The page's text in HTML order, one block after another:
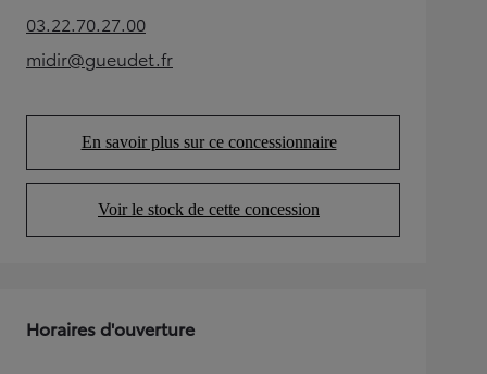
03.22.70.27.00(Opens in new tab)
midir@gueudet.fr(Opens in new tab)
En savoir plus sur ce concessionnaire
(Opens in new tab)
Voir le stock de cette concession
(Opens in new tab)
Horaires d'ouverture